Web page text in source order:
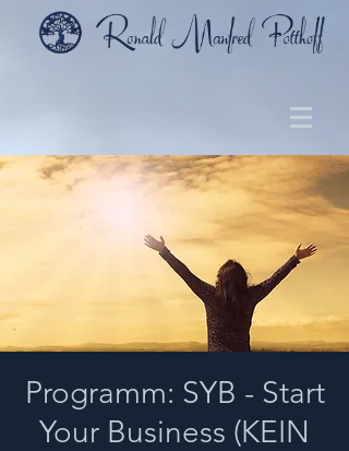
Programm: SYB - Start
Your Business (KEIN